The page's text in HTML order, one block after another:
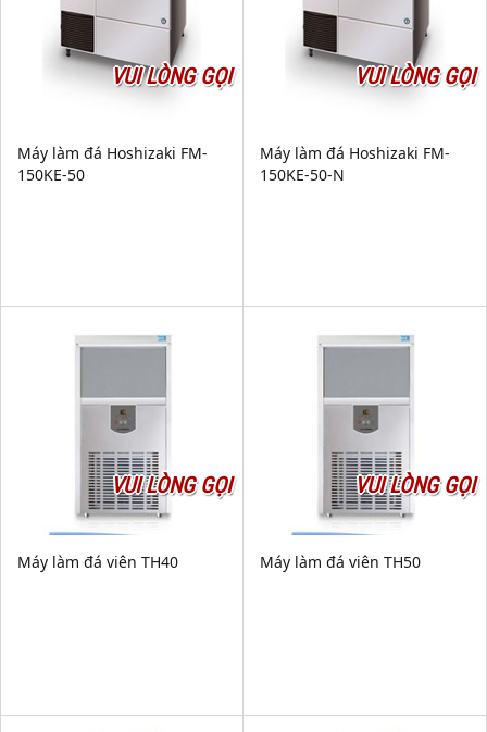
VUI LÒNG GỌI
Máy làm đá Hoshizaki FM-
150KE-50
VUI LÒNG GỌI
Máy làm đá Hoshizaki FM-
150KE-50-N
VUI LÒNG GỌI
Máy làm đá viên TH40
VUI LÒNG GỌI
Máy làm đá viên TH50